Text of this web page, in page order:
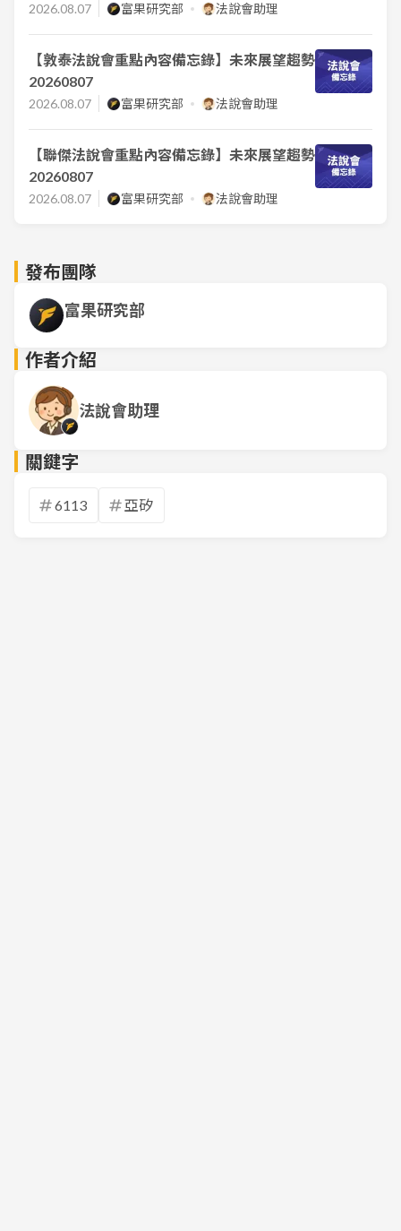
2026.08.07 富果研究部 法說會助理
【敦泰法說會重點內容備忘錄】未來展望趨勢
20260807
2026.08.07 富果研究部 法說會助理
【聯傑法說會重點內容備忘錄】未來展望趨勢
20260807
2026.08.07 富果研究部 法說會助理
發布團隊
富果研究部
作者介紹
法說會助理
關鍵字
6113 亞矽